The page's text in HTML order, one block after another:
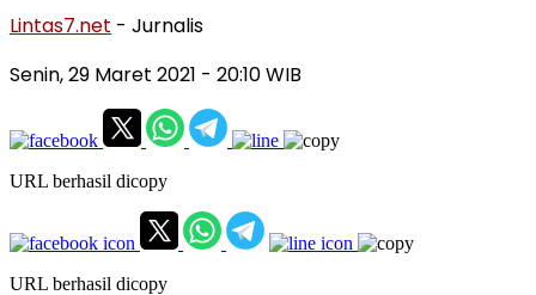
Lintas7.net - Jurnalis
Senin, 29 Maret 2021 - 20:10 WIB
URL berhasil dicopy
URL berhasil dicopy